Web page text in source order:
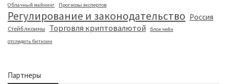
Облачный майнинг Прогнозы экспертов
Регулирование и законодательство Россия
Стейблкоины Торговля криптовалютой
блокчейн
отследить биткоин
Партнеры